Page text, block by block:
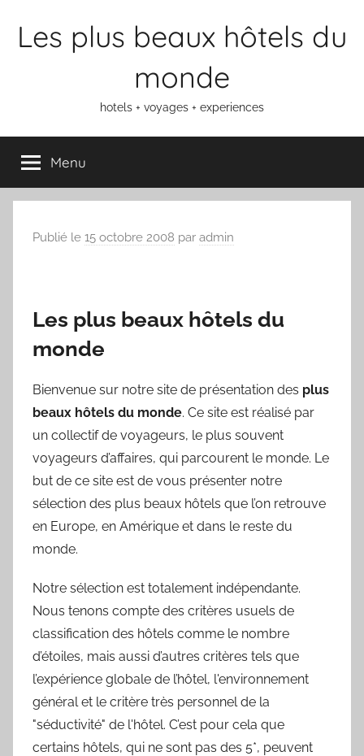
Les plus beaux hôtels du
monde
hotels + voyages + experiences
Menu
Publié le 15 octobre 2008 par admin
Les plus beaux hôtels du
monde
Bienvenue sur notre site de présentation des plus
beaux hôtels du monde. Ce site est réalisé par
un collectif de voyageurs, le plus souvent
voyageurs d’affaires, qui parcourent le monde. Le
but de ce site est de vous présenter notre
sélection des plus beaux hôtels que l’on retrouve
en Europe, en Amérique et dans le reste du
monde.
Notre sélection est totalement indépendante.
Nous tenons compte des critères usuels de
classification des hôtels comme le nombre
d’étoiles, mais aussi d’autres critères tels que
l’expérience globale de l’hôtel, l'environnement
général et le critère très personnel de la
"séductivité" de l'hôtel. C’est pour cela que
certains hôtels, qui ne sont pas des 5*, peuvent